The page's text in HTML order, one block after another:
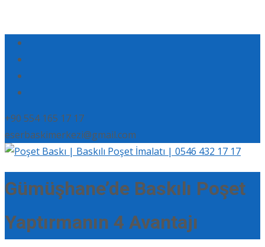
+90 554 165 17 17
eserbaskimerkezi@gmail.com
Gümüşhane’de Baskılı Poşet
Yaptırmanın 4 Avantajı